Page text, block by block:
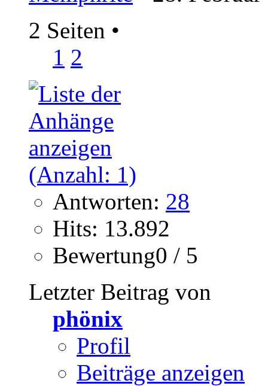
2 Seiten •
1 2
Antworten: 28
Hits: 13.892
Bewertung0 / 5
Letzter Beitrag von
phönix
Profil
Beiträge anzeigen